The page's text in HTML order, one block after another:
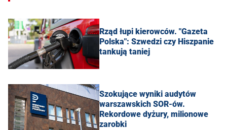
Rząd łupi kierowców. "Gazeta
Polska": Szwedzi czy Hiszpanie
tankują taniej
Szokujące wyniki audytów
warszawskich SOR-ów.
Rekordowe dyżury, milionowe
zarobki